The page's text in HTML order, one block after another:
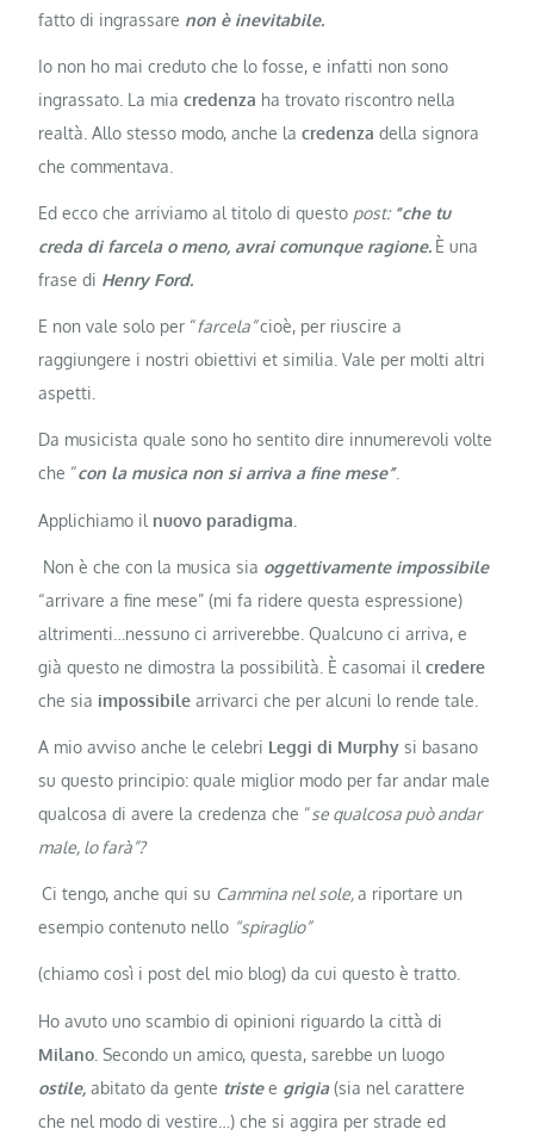
fatto di ingrassare non è inevitabile.
Io non ho mai creduto che lo fosse, e infatti non sono
ingrassato. La miacredenza ha trovato riscontro nella
realtà. Allo stesso modo, anche lacredenza della signora
che commentava.
Ed ecco che arriviamo al titolo di questo post: “che tu
creda di farcela o meno, avrai comunque ragione. È una
frase di Henry Ford.
E non vale solo per “farcela”cioè, per riuscire a
raggiungere i nostri obiettivi et similia. Vale per molti altri
aspetti.
Da musicista quale sono ho sentito dire innumerevoli volte
che “con la musica non si arriva a fine mese”.
Applichiamo il nuovo paradigma.
Non è che con la musica sia oggettivamente impossibile
“arrivare a fine mese” (mi fa ridere questa espressione)
altrimenti…nessuno ci arriverebbe. Qualcuno ci arriva, e
già questo ne dimostra la possibilità. È casomai ilcredere
che sia impossibilearrivarci che per alcuni lo rende tale.
A mio avviso anche le celebri Leggi di Murphy si basano
su questo principio: quale miglior modo per far andar male
qualcosa di avere la credenza che “se qualcosa può andar
male, lo farà”?
Ci tengo, anche qui su Cammina nel sole,a riportare un
esempio contenuto nello “spiraglio”
(chiamo così i post del mio blog) da cui questo è tratto.
Ho avuto uno scambio di opinioni riguardo la città di
Milano.Secondo un amico, questa, sarebbe un luogo
ostile,abitato da gente tristee grigia(sia nel carattere
che nel modo di vestire…) che si aggira per strade ed